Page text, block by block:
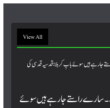
View All
سارے راستے جا رہے ہیں سوئے